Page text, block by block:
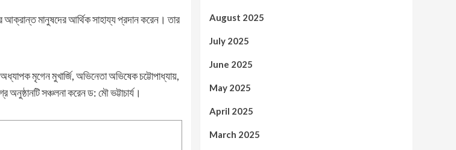
আক্রান্ত মানুষদের আর্থিক সাহায্য প্রদান করেন। তার
মৃগেন মুখার্জি, অভিনেতা অভিষেক চট্টোপাধ্যায়,
অনুষ্ঠানটি সঞ্চলনা করেন ড: মৌ ভট্টাচার্য।
August 2025
July 2025
June 2025
May 2025
April 2025
March 2025